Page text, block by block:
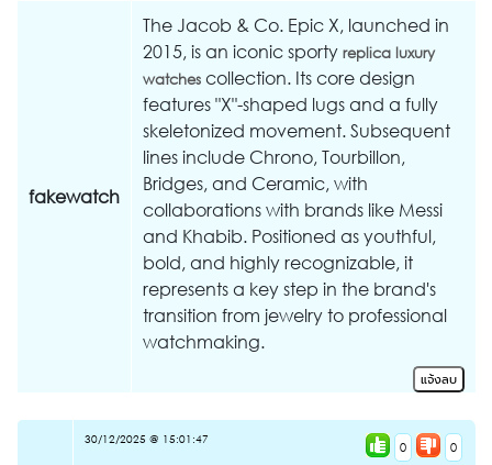
fakewatch
The Jacob & Co. Epic X, launched in
2015, is an iconic sporty replica luxury
watchescollection. Its core design
features "X"-shaped lugs and a fully
skeletonized movement. Subsequent
lines include Chrono, Tourbillon,
Bridges, and Ceramic, with
collaborations with brands like Messi
and Khabib. Positioned as youthful,
bold, and highly recognizable, it
represents a key step in the brand's
transition from jewelry to professional
watchmaking.
0 0
30/12/2025 @ 15:01:47